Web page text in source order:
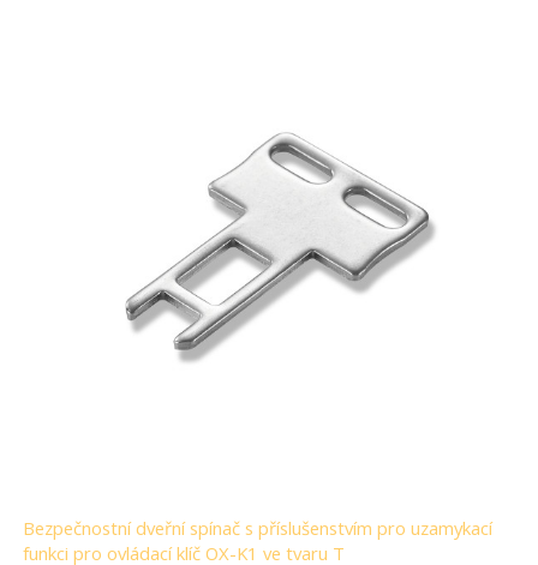
Bezpečnostní dveřní spínač s příslušenstvím pro uzamykací
funkci pro ovládací klíč OX-K1 ve tvaru T